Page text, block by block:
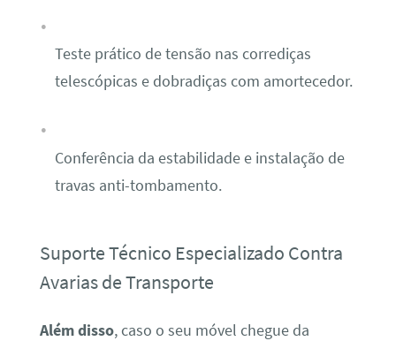
Teste prático de tensão nas corrediças
telescópicas e dobradiças com amortecedor.
Conferência da estabilidade e instalação de
travas anti-tombamento.
Suporte Técnico Especializado Contra
Avarias de Transporte
Além disso, caso o seu móvel chegue da